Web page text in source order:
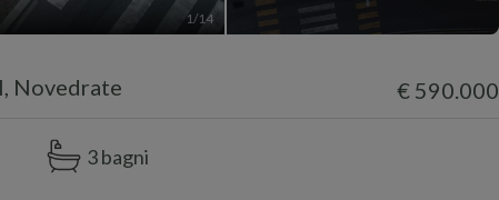
1/14
Novedrate € 590.000
3 bagni